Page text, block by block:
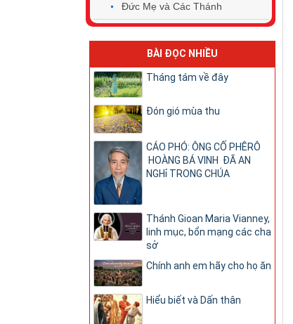
Đức Mẹ và Các Thánh
BÀI ĐỌC NHIỀU
Tháng tám về đây
Đón gió mùa thu
CÁO PHÓ: ÔNG CỐ PHÊRÔ
HOÀNG BÁ VINH ĐÃ AN
NGHỉ TRONG CHÚA
Thánh Gioan Maria Vianney,
linh mục, bổn mạng các cha
sở
Chính anh em hãy cho họ ăn
Hiểu biết và Dấn thân